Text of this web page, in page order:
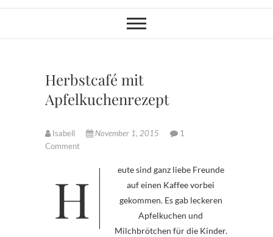
Herbstcafé mit
Apfelkuchenrezept
Isabell November 1, 2015
1
Comment
Heute sind ganz liebe Freunde
auf einen Kaffee vorbei
gekommen. Es gab leckeren
Apfelkuchen und
Milchbrötchen für die Kinder.